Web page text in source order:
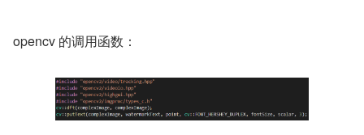
opencv 的调用函数：